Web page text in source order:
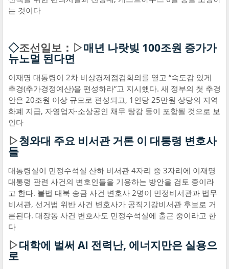
는 것이다
◇조선일보：▷매년 나랏빚 100조원 증가가
뉴노멀 된다면
이재명 대통령이 2차 비상경제점검회의를 열고 “속도감 있게
추경(추가경정예산)을 편성하라”고 지시했다. 새 정부의 첫 추경
안은 20조원 이상 규모로 편성되고, 1인당 25만원 상당의 지역
화폐 지급, 자영업자·소상공인 채무 탕감 등이 포함될 것으로 보
인다
▷청와대 주요 비서관 거론 이 대통령 변호사
들
대통령실이 민정수석실 산하 비서관 4자리 중 3자리에 이재명
대통령 관련 사건의 변호인들을 기용하는 방안을 검토 중이라
고 한다. 불법 대북 송금 사건 변호사 2명이 민정비서관과 법무
비서관, 선거법 위반 사건 변호사가 공직기강비서관 후보로 거
론된다. 대장동 사건 변호사도 민정수석실에 출근 중이라고 한
다
▷대학에 벌써 AI 전력난, 에너지만은 실용으
로